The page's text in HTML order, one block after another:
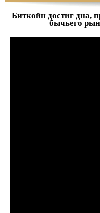
Биткойн достиг дна,
бычьего